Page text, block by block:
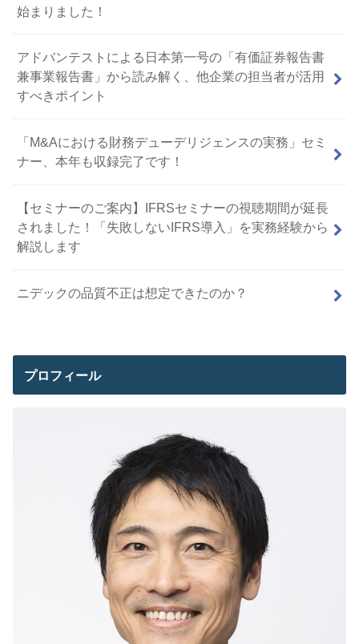
始まりました！
アドバンテストによる日本第一号の「有価証券報告書
兼事業報告書」から読み解く、他企業の担当者が活用
すべきポイント
「M&Aにおける財務デューデリジェンスの実務」セミ
ナー、本年も収録完了です！
【セミナーのご案内】IFRSセミナーの視聴期間が延長
されました！「失敗しないIFRS導入」を実務経験から
解説します
ニデックの品質不正は想定できたのか？
プロフィール